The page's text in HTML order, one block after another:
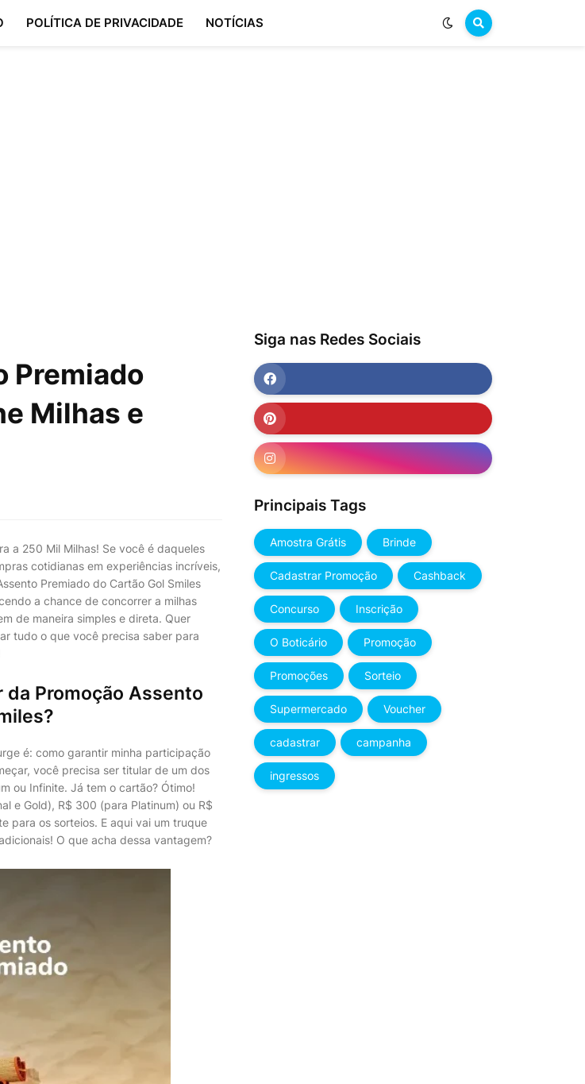
POLÍTICA DE PRIVACIDADE NOTÍCIAS
Premiado
Milhas e
a 250 Mil Milhas! Se você é daqueles
cotidianas em experiências incríveis,
Premiado do Cartão Gol Smiles
a chance de concorrer a milhas
de maneira simples e direta. Quer
tudo o que você precisa saber para
da Promoção Assento
é: como garantir minha participação
você precisa ser titular de um dos
ou Infinite. Já tem o cartão? Ótimo!
e Gold), R$ 300 (para Platinum) ou R$
para os sorteios. E aqui vai um truque
O que acha dessa vantagem?
Siga nas Redes Sociais
Principais Tags
Amostra Grátis Brinde
Cadastrar Promoção Cashback
Concurso Inscrição
O Boticário Promoção
Promoções Sorteio
Supermercado Voucher
cadastrar campanha
ingressos